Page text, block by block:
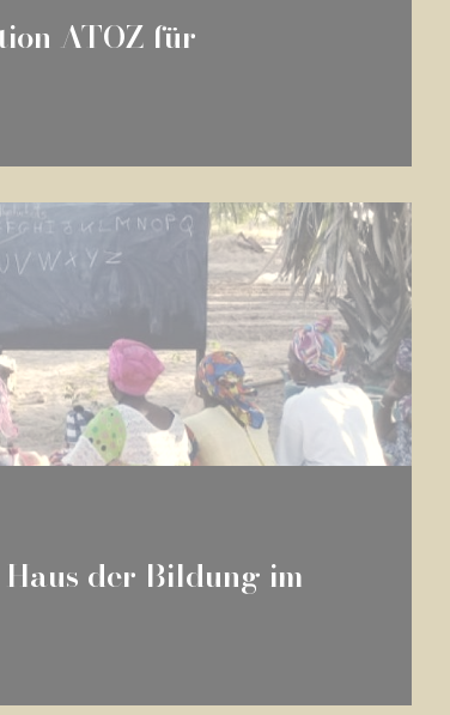
ATOZ für
der Bildung im